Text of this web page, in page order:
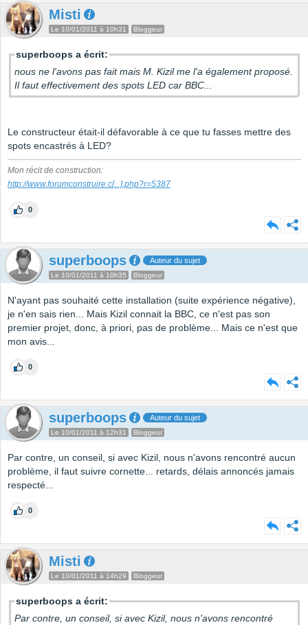
Misti
Le 10/01/2011 à 10h31 Bloggeur
superboops a écrit:
nous ne l'avons pas fait mais M. Kizil me l'a également proposé.
Il faut effectivement des spots LED car BBC...
Le constructeur était-il défavorable à ce que tu fasses mettre des
spots encastrés à LED?
Mon récit de construction:
http://www.forumconstruire.c[...].php?r=5387
0
superboops Auteur du sujet
Le 10/01/2011 à 10h35 Bloggeur
N'ayant pas souhaité cette installation (suite expérience négative),
je n'en sais rien... Mais Kizil connait la BBC, ce n'est pas son
premier projet, donc, à priori, pas de problème... Mais ce n'est que
mon avis...
0
superboops Auteur du sujet
Le 10/01/2011 à 12h31 Bloggeur
Par contre, un conseil, si avec Kizil, nous n'avons rencontré aucun
problème, il faut suivre cornette... retards, délais annoncés jamais
respecté...
0
Misti
Le 10/01/2011 à 14h29 Bloggeur
superboops a écrit:
Par contre, un conseil, si avec Kizil, nous n'avons rencontré